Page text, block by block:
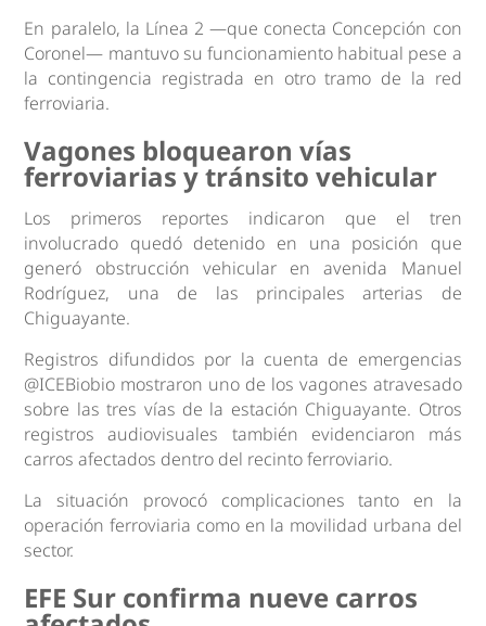
En paralelo, la Línea 2 —que conecta Concepción con
Coronel— mantuvo su funcionamiento habitual pese a
la contingencia registrada en otro tramo de la red
ferroviaria.
Vagones bloquearon vías
ferroviarias y tránsito vehicular
Los primeros reportes indicaron que el tren
involucrado quedó detenido en una posición que
generó obstrucción vehicular en avenida Manuel
Rodríguez, una de las principales arterias de
Chiguayante.
Registros difundidos por la cuenta de emergencias
@ICEBiobio mostraron uno de los vagones atravesado
sobre las tres vías de la estación Chiguayante. Otros
registros audiovisuales también evidenciaron más
carros afectados dentro del recinto ferroviario.
La situación provocó complicaciones tanto en la
operación ferroviaria como en la movilidad urbana del
sector.
EFE Sur confirma nueve carros